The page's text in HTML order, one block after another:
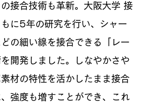
接合技術も革新。大阪大学 接
に5年の研究を行い、シャー
の細い線を接合できる「レー
開発しました。しなやかさや
材の特性を活かしたまま接合
強度も増すことができ、これ